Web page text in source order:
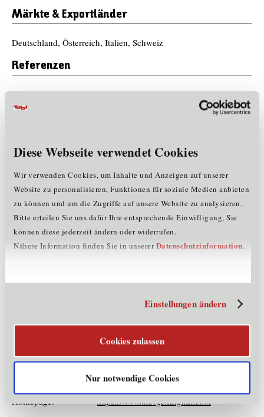
Diese Webseite verwendet Cookies
Wir verwenden Cookies, um Inhalte und Anzeigen auf unserer
Website zu personalisieren, Funktionen für soziale Medien anbieten
zu können und um die Zugriffe auf unsere Website zu analysieren.
Bitte erteilen Sie uns dafür Ihre entsprechende Einwilligung, Sie
können diese jederzeit ändern oder widerrufen.
Nähere Information finden Sie in unsererDatenschutzinformation.
Einstellungen ändern
Cookies zulassen
Nur notwendige Cookies
Märkte & Exportländer
Deutschland, Österreich, Italien, Schweiz
Referenzen
Total Energies, AEG, Bäko, ARAG, Controllino, Rowa-Moser
www.chatmeister.ai - scalable AI solution with your data
solutions.com
Forschungs- & Innovationsprojekte
2023: Langchain & AI Agents - automate tasks with AI
Before: Computer Vision & Image Recognition Prototyping -
developing an autonomous vehicle, building an autonomous
Straße:
Leopoldstraße 20
6020
Land:
Österreich
+4366475019284
Homepage:
https://www.morgendigital.com